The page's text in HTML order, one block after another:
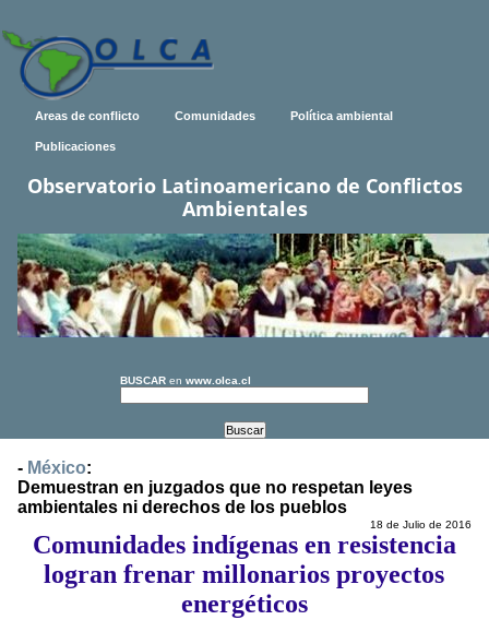
Areas de conflicto Comunidades Política ambiental
Publicaciones
Observatorio Latinoamericano de Conflictos
Ambientales
BUSCAR en www.olca.cl
- México:
Demuestran en juzgados que no respetan leyes
ambientales ni derechos de los pueblos
18 de Julio de 2016
Comunidades indígenas en resistencia
logran frenar millonarios proyectos
energéticos